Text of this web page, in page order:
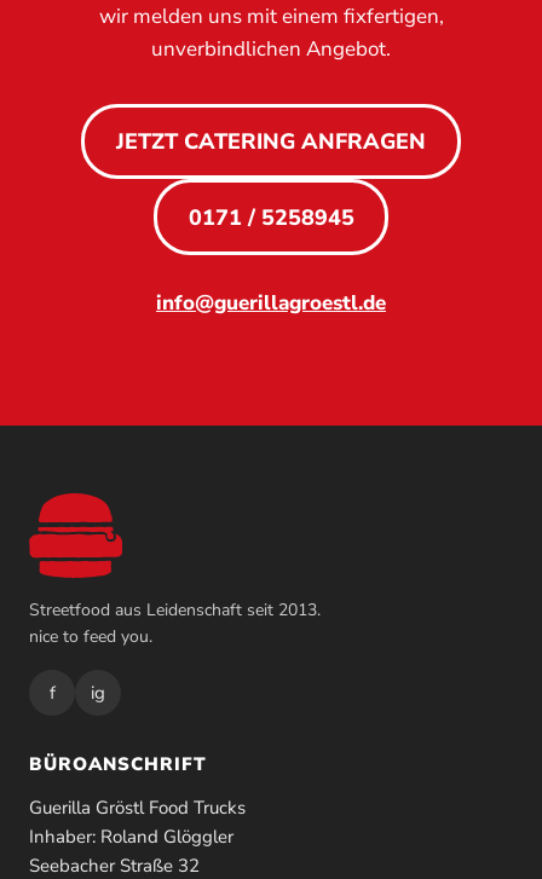
wir melden uns mit einem fixfertigen,
unverbindlichen Angebot.
JETZT CATERING ANFRAGEN
0171 / 5258945
info@guerillagroestl.de
Streetfood aus Leidenschaft seit 2013.
nice to feed you.
f ig
BÜROANSCHRIFT
Guerilla Gröstl Food Trucks
Inhaber: Roland Glöggler
Seebacher Straße 32